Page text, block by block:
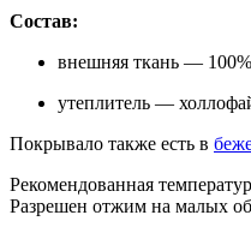
Состав:
внешняя ткань —
утеплитель —
Покрывало также есть в
Рекомендованная
Разрешен отжим на малых